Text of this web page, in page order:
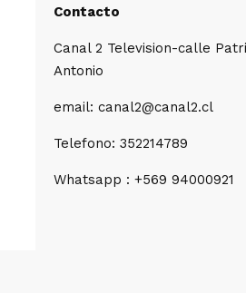
Contacto
Canal 2 Television-calle
Antonio
email: canal2@canal2.cl
Telefono: 352214789
Whatsapp : +569 94000921